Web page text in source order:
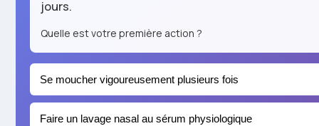
jours.
Quelle est votre première action ?
Se moucher vigoureusement plusieurs fois
Faire un lavage nasal au sérum physiologique